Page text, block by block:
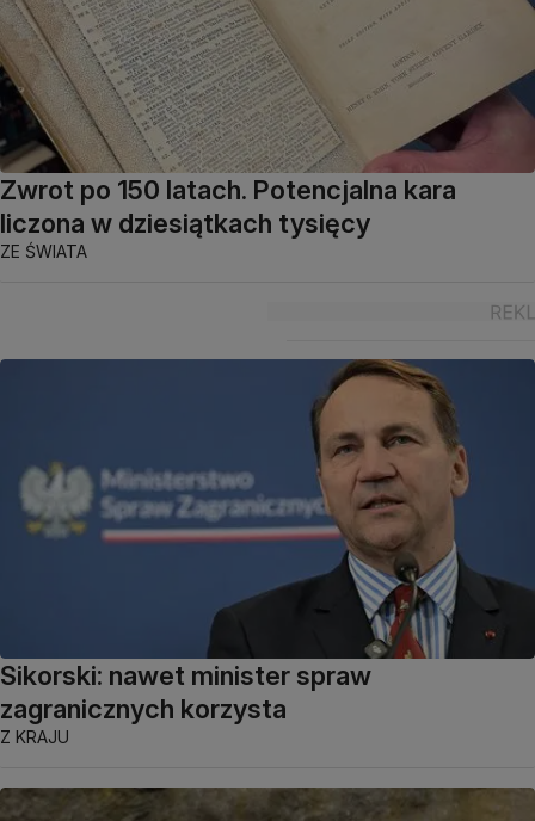
Zwrot po 150 latach. Potencjalna kara
liczona w dziesiątkach tysięcy
ZE ŚWIATA
Sikorski: nawet minister spraw
zagranicznych korzysta
Z KRAJU